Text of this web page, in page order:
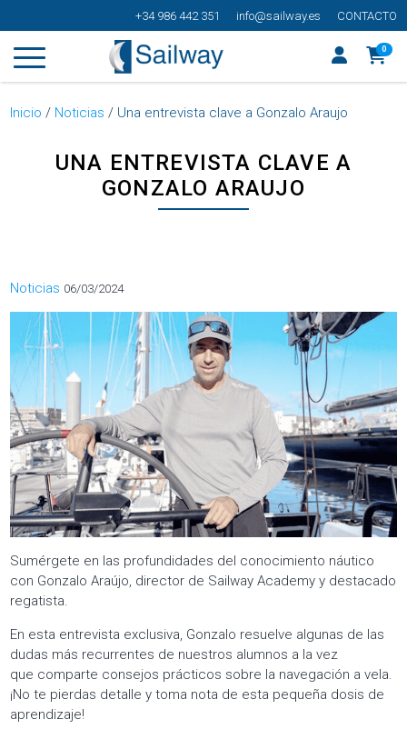
+34 986 442 351 info@sailway.es CONTACTO
0
Inicio / Noticias / Una entrevista clave a Gonzalo Araujo
UNA ENTREVISTA CLAVE A
GONZALO ARAUJO
Categorías
Noticias 06/03/2024
Sumérgete en las profundidades del conocimiento náutico
con Gonzalo Araújo, director de Sailway Academy y destacado
regatista.
En esta entrevista exclusiva, Gonzalo resuelve algunas de las
dudas más recurrentes de nuestros alumnos a la vez
que comparte consejos prácticos sobre la navegación a vela.
¡No te pierdas detalle y toma nota de esta pequeña dosis de
aprendizaje!